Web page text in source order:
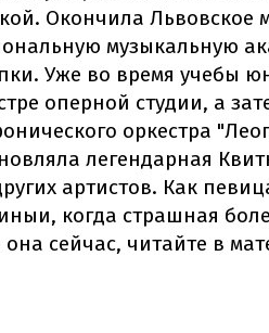
Окончила Львовское
музыкальную
Уже во время учебы
оперной студии, а
оркестра
легендарная
артистов. Как
когда страшная
она сейчас, читайте в